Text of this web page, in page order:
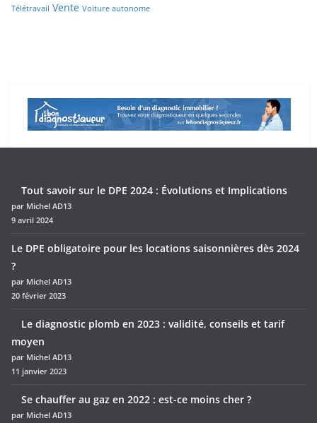
Télétravail Vente Voiture autonome
Tout savoir sur le DPE 2024 : Évolutions et Implications
par Michel AD13
9 avril 2024
Le DPE obligatoire pour les locations saisonnières dès 2024
?
par Michel AD13
20 février 2023
Le diagnostic plomb en 2023 : validité, conseils et tarif
moyen
par Michel AD13
11 janvier 2023
Se chauffer au gaz en 2022 : est-ce moins cher ?
par Michel AD13